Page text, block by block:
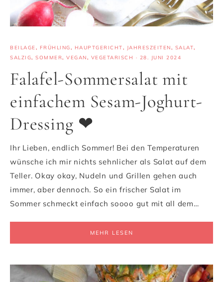
BEILAGE, FRÜHLING, HAUPTGERICHT, JAHRESZEITEN, SALAT,
SALZIG, SOMMER, VEGAN, VEGETARISCH · 28. JUNI 2024
Falafel-Sommersalat mit
einfachem Sesam-Joghurt-
Dressing ❤
Ihr Lieben, endlich Sommer! Bei den Temperaturen
wünsche ich mir nichts sehnlicher als Salat auf dem
Teller. Okay okay, Nudeln und Grillen gehen auch
immer, aber dennoch. So ein frischer Salat im
Sommer schmeckt einfach soooo gut mit all dem…
MEHR LESEN